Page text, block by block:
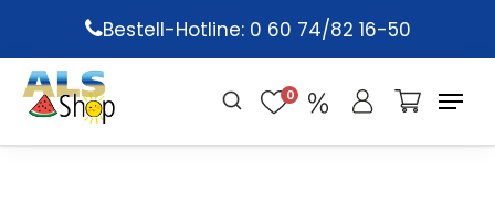
main
content
Bestell-Hotline: 0 60 74/82 16-50
0